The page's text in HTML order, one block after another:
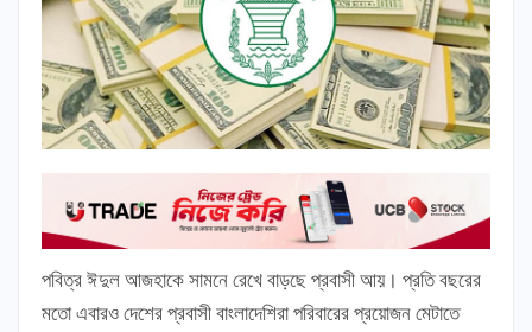
পবিত্র ঈদুল আজহাকে সামনে রেখে বাড়ছে প্রবাসী আয়। প্রতি বছরের
মতো এবারও দেশের প্রবাসী বাংলাদেশিরা পরিবারের প্রয়োজন মেটাতে